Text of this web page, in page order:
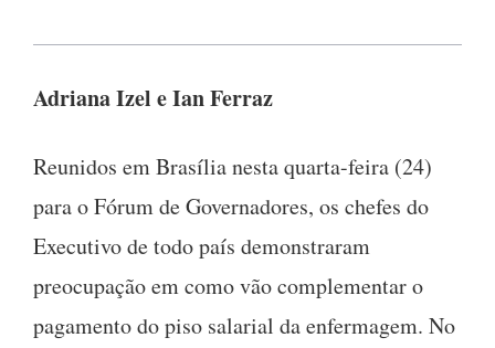
Adriana Izel e Ian Ferraz
Reunidos em Brasília nesta quarta-feira (24)
para o Fórum de Governadores, os chefes do
Executivo de todo país demonstraram
preocupação em como vão complementar o
pagamento do piso salarial da enfermagem. No